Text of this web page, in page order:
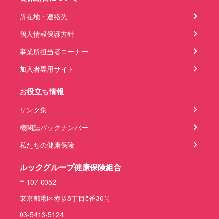
所在地・連絡先
個人情報保護方針
事業所担当者コーナー
加入者専用サイト
お役立ち情報
リンク集
機関誌バックナンバー
私たちの健康保険
ルックグループ健康保険組合
〒107-0052
東京都港区赤坂8丁目5番30号
03-5413-5124